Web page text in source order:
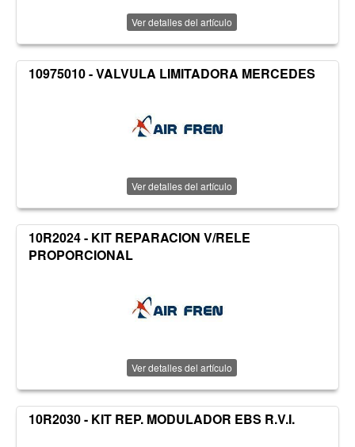
Ver detalles del artículo
10975010 - VALVULA LIMITADORA MERCEDES
Ver detalles del artículo
10R2024 - KIT REPARACION V/RELE
PROPORCIONAL
Ver detalles del artículo
10R2030 - KIT REP. MODULADOR EBS R.V.I.